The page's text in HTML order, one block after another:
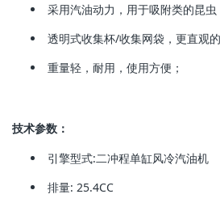
采用汽油动力，用于吸附类的昆虫
透明式收集杯/收集网袋，更直观
重量轻，耐用，使用方便；
技术参数：
引擎型式:二冲程单缸风冷汽油机
排量: 25.4CC